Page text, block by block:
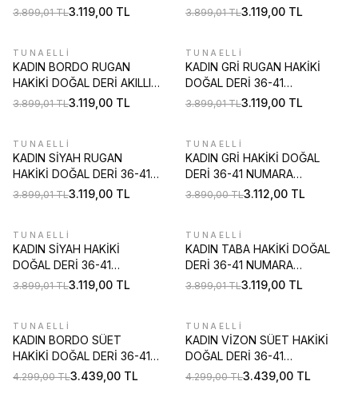
BAĞCIKLI ORTOPEDİK
3.899,01TL3.119,00 TL
BAĞCIKLI ORTOPEDİK
3.899,01TL3.119,00 TL
%20
TUNAELLİ
KADIN BORDO RUGAN
HAKİKİ DOĞAL DERİ AKILLI
BAĞCIKLI ORTOPEDİK
3.899,01TL3.119,00 TL
%20
TUNAELLİ
KADIN GRİ RUGAN HAKİKİ
DOĞAL DERİ 36-41
NUMARA BAĞCIKLI
3.899,01TL3.119,00 TL
%20
TUNAELLİ
KADIN SİYAH RUGAN
HAKİKİ DOĞAL DERİ 36-41
NUMARA BAĞCIKLI
3.899,01TL3.119,00 TL
%20
TUNAELLİ
KADIN GRİ HAKİKİ DOĞAL
DERİ 36-41 NUMARA
BAĞCIKLI SNEAKER
3.890,00TL3.112,00 TL
%20
TUNAELLİ
KADIN SİYAH HAKİKİ
DOĞAL DERİ 36-41
NUMARA BAĞCIKLI
3.899,01TL3.119,00 TL
%20
TUNAELLİ
KADIN TABA HAKİKİ DOĞAL
DERİ 36-41 NUMARA
BAĞCIKLI SNEAKER
3.899,01TL3.119,00 TL
%20
TUNAELLİ
KADIN BORDO SÜET
HAKİKİ DOĞAL DERİ 36-41
NUMARA BAĞCIKLI
4.299,00TL3.439,00 TL
%20
TUNAELLİ
KADIN VİZON SÜET HAKİKİ
DOĞAL DERİ 36-41
NUMARA BAĞCIKLI
4.299,00TL3.439,00 TL